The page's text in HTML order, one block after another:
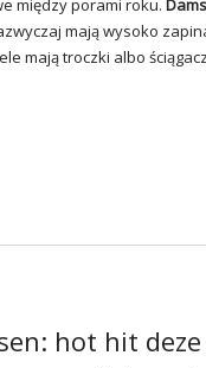
między porami roku.
mają wysoko
mają troczki albo
hot hit